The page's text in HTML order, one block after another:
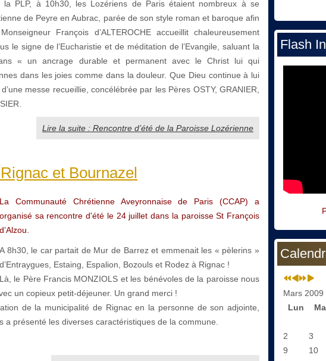
la PLP, à 10h30, les Lozériens de Paris étaient nombreux à se
de Peyre en Aubrac, parée de son style roman et baroque afin
François d’ALTEROCHE accueillit chaleureusement
le signe de l’Eucharistie et de méditation de l’Evangile, saluant la
« un ancrage durable et permanent avec le Christ lui qui
dans les joies comme dans la douleur. Que Dieu continue à lui
messe recueillie, concélébrée par les Pères OSTY, GRANIER,
Lire la suite : Rencontre d’été de la Paroisse Lozérienne
et Bournazel
La Communauté Chrétienne Aveyronnaise de Paris (CCAP) a
organisé sa rencontre d'été le 24 juillet dans la paroisse St François
d’Alzou.
A 8h30, le car partait de Mur de Barrez et emmenait les « pèlerins »
d’Entraygues, Estaing, Espalion, Bozouls et Rodez à Rignac !
Là, le Père Francis MONZIOLS et les bénévoles de la paroisse nous
un copieux petit-déjeuner. Un grand merci !
de la municipalité de Rignac en la personne de son adjointe,
a présenté les diverses caractéristiques de la commune.
Flash
Mars 2009
Lun
2
3
9
10